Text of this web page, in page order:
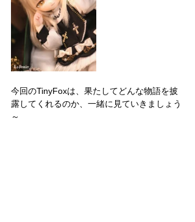
今回のTinyFoxは、果たしてどんな物語を披
露してくれるのか、一緒に見ていきましょう
～